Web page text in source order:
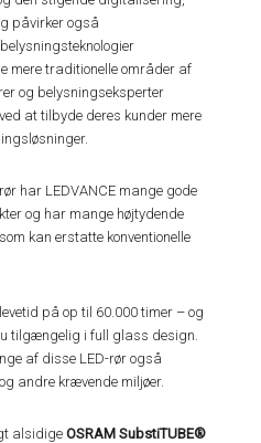
påvirker også
mere traditionelle områder af
og belysningseksperter
at tilbyde deres kunder mere
har LEDVANCE mange gode
og har mange højtydende
kan erstatte konventionelle
på op til 60.000 timer – og
tilgængelig i full glass design.
af disse LED-rør også
andre krævende miljøer.
alsidigeOSRAM SubstiTUBE®